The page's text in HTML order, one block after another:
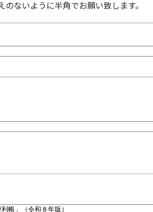
ないように半角でお願い致します。